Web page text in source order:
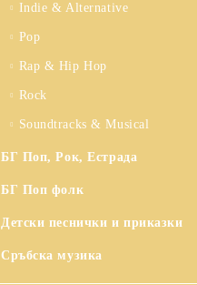
Indie & Alternative
Pop
Rap & Hip Hop
Rock
Soundtracks & Musical
БГ Поп, Рок, Естрада
БГ Поп фолк
Детски песнички и приказки
Сръбска музика